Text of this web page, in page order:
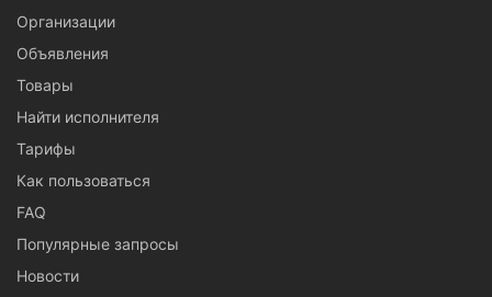
Организации
Объявления
Товары
Найти исполнителя
Тарифы
Как пользоваться
FAQ
Популярные запросы
Новости